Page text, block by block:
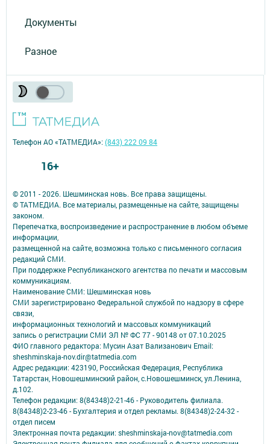
Документы
Разное
© 2011 - 2026. Шешминская новь. Все права защищены.
© ТАТМЕДИА. Все материалы, размещенные на сайте, защищены
законом.
Перепечатка, воспроизведение и распространение в любом объеме
информации,
размещенной на сайте, возможна только с письменного согласия
редакций СМИ.
При поддержке Республиканского агентства по печати и массовым
коммуникациям.
Наименование СМИ: Шешминская новь
СМИ зарегистрировано Федеральной службой по надзору в сфере
связи,
информационных технологий и массовых коммуникаций
запись о регистрации СМИ ЭЛ № ФС 77 - 90148 от 07.10.2025
ФИО главного редактора: Мусин Азат Вализанович Email:
sheshminskaja-nov.dir@tatmedia.com
Адрес редакции: 423190, Российская Федерация, Республика
Татарстан, Новошешминский район, с.Новошешминск, ул.Ленина,
д.102.
Телефон редакции: 8(84348)2-21-46 - Руководитель филиала.
8(84348)2-23-46 - Бухгалтерия и отдел рекламы. 8(84348)2-24-32 -
отдел писем
Электронная почта редакции: sheshminskaja-nov@tatmedia.com
Телефон АО «ТАТМЕДИА»:(843) 222 09 84
16+